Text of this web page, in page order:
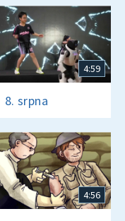
4:59
8. srpna
4:56